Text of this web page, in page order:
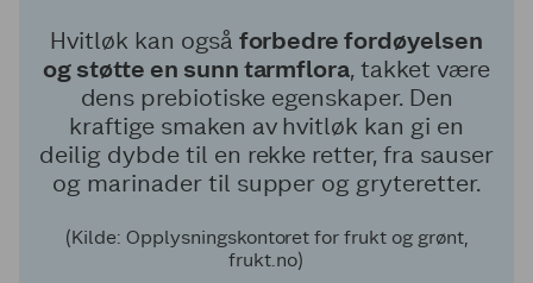
Hvitløk kan også forbedre fordøyelsen
og støtte en sunn tarmflora, takket være
dens prebiotiske egenskaper. Den
kraftige smaken av hvitløk kan gi en
deilig dybde til en rekke retter, fra sauser
og marinader til supper og gryteretter.
(Kilde: Opplysningskontoret for frukt og grønt,
frukt.no)